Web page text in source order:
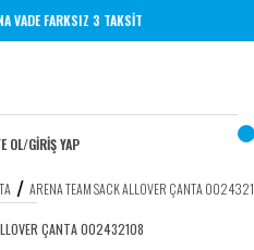
VADE FARKSIZ 3 TAKSİT
OL/GİRİŞ YAP
ARENA TEAM SACK ALLOVER ÇANTA